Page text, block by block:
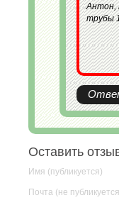
Антон,
трубы
Оставить
Имя (публикуется)
Почта (не